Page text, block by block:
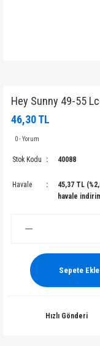
Hey Sunny 49-55
46,30 TL
0 - Yorum
Stok Kodu 40088
Havale
45,37 TL
havale
Sepete Ekle
Hızlı Gönderi